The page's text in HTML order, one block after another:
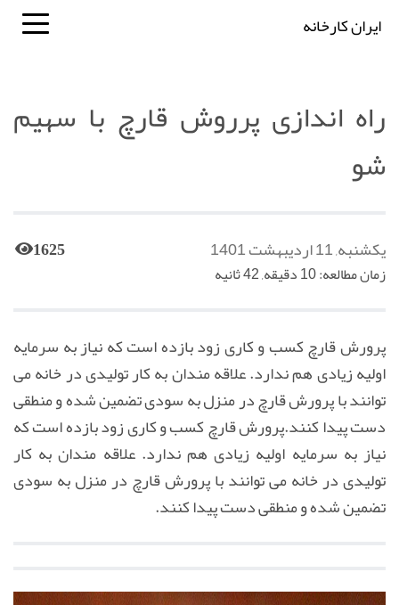
ایران کارخانه
راه اندازی پرروش قارچ با سهیم
شو
یکشنبه, 11 اردیبهشت 1401 1625
زمان مطالعه: 10 دقیقه, 42 ثانیه
پرورش قارچ کسب و کاری زود بازده است که نیاز به سرمایه
اولیه زیادی هم ندارد. علاقه مندان به کار تولیدی در خانه می
توانند با پرورش قارچ در منزل به سودی تضمین شده و منطقی
دست پیدا کنند.پرورش قارچ کسب و کاری زود بازده است که
نیاز به سرمایه اولیه زیادی هم ندارد. علاقه مندان به کار
تولیدی در خانه می توانند با پرورش قارچ در منزل به سودی
تضمین شده و منطقی دست پیدا کنند.